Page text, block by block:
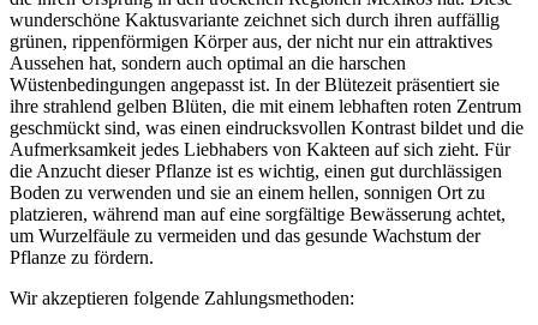
wunderschöne Kaktusvariante zeichnet sich durch ihren auffällig
grünen, rippenförmigen Körper aus, der nicht nur ein attraktives
Aussehen hat, sondern auch optimal an die harschen
Wüstenbedingungen angepasst ist. In der Blütezeit präsentiert sie
ihre strahlend gelben Blüten, die mit einem lebhaften roten Zentrum
geschmückt sind, was einen eindrucksvollen Kontrast bildet und die
Aufmerksamkeit jedes Liebhabers von Kakteen auf sich zieht. Für
die Anzucht dieser Pflanze ist es wichtig, einen gut durchlässigen
Boden zu verwenden und sie an einem hellen, sonnigen Ort zu
platzieren, während man auf eine sorgfältige Bewässerung achtet,
um Wurzelfäule zu vermeiden und das gesunde Wachstum der
Pflanze zu fördern.
Wir akzeptieren folgende Zahlungsmethoden: